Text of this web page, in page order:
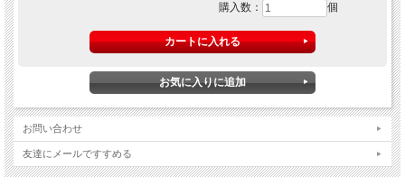
場合がございますのであらかじめご了承ください。
お急ぎの場合はメールで在庫の問い合わせをお願い致します。
購入数： 個
お問い合わせ
友達にメールですすめる